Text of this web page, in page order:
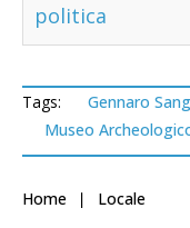
politica
Tags:
Gennaro
Museo
Home Locale